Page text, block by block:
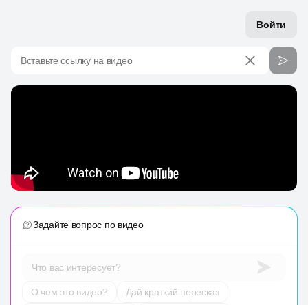
Войти
Вставьте ссылку на видео
Задайте вопрос по видео
Что вас интересует?
О чем это видео?
Дай краткий пересказ